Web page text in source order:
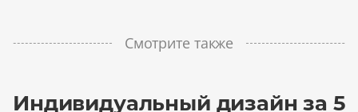
Смотрите также
Индивидуальный дизайн за 5